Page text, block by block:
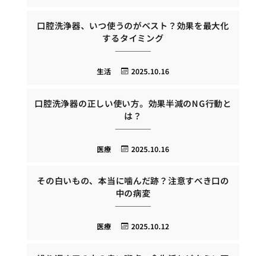
口腔洗浄器、いつ使うのがベスト？効果を最大化
するタイミング
2025.10.16
生活
口腔洗浄器の正しい使い方。効果半減のNG行動と
は？
2025.10.16
医療
その白いもの、本当に噛んだ跡？注意すべき口の
中の病変
2025.10.12
医療